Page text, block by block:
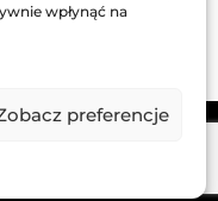
wpłynąć na
preferencje